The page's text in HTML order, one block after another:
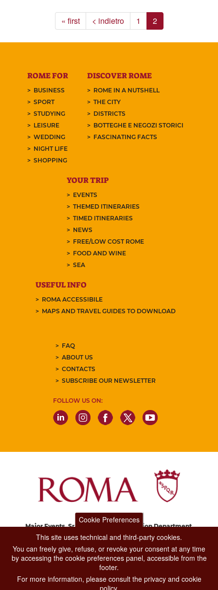
« first < indietro 1 2
ROME FOR
BUSINESS
SPORT
STUDYING
LEISURE
WEDDING
NIGHT LIFE
SHOPPING
DISCOVER ROME
ROME IN A NUTSHELL
THE CITY
DISTRICTS
BOTTEGHE E NEGOZI STORICI
FASCINATING FACTS
YOUR TRIP
EVENTS
THEMED ITINERARIES
TIMED ITINERARIES
NEWS
FREE/LOW COST ROME
FOOD AND WINE
SEA
USEFUL INFO
ROMA ACCESSIBILE
MAPS AND TRAVEL GUIDES TO DOWNLOAD
FAQ
ABOUT US
CONTACTS
SUBSCRIBE OUR NEWSLETTER
FOLLOW US ON:
Major Events, Sport, Tourism and Fashion Department.
Via di San Basilio, 51
CONTACT CENTER TEL. 06 06 08
CONTATTA LA REDAZIONE
Cookie Preferences
This site uses technical and third-party cookies.
You can freely give, refuse, or revoke your consent at any time
by accessing the cookie preferences panel, accessible from the
footer.
For more information, please consult the privacy and cookie
policy.